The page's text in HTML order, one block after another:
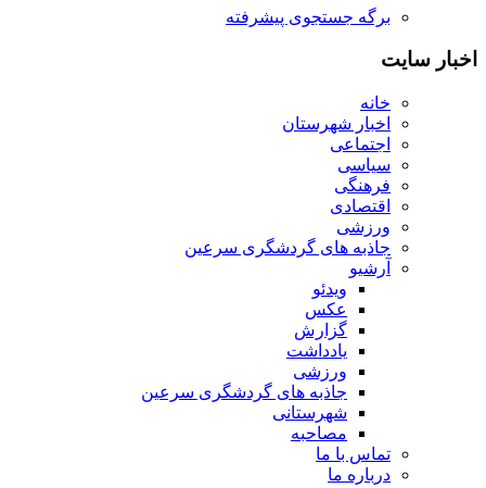
برگه جستجوی پیشرفته
اخبار سایت
خانه
اخبار شهرستان
اجتماعی
سیاسی
فرهنگی
اقتصادی
ورزشی
جاذبه های گردشگری سرعین
آرشیو
ویدئو
عکس
گزارش
یادداشت
ورزشی
جاذبه های گردشگری سرعین
شهرستانی
مصاحبه
تماس با ما
درباره ما